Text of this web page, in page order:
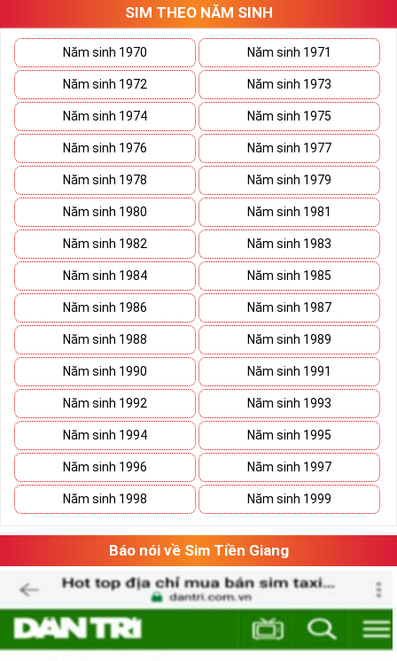
SIM THEO NĂM SINH
Năm sinh 1970 Năm sinh 1971
Năm sinh 1972 Năm sinh 1973
Năm sinh 1974 Năm sinh 1975
Năm sinh 1976 Năm sinh 1977
Năm sinh 1978 Năm sinh 1979
Năm sinh 1980 Năm sinh 1981
Năm sinh 1982 Năm sinh 1983
Năm sinh 1984 Năm sinh 1985
Năm sinh 1986 Năm sinh 1987
Năm sinh 1988 Năm sinh 1989
Năm sinh 1990 Năm sinh 1991
Năm sinh 1992 Năm sinh 1993
Năm sinh 1994 Năm sinh 1995
Năm sinh 1996 Năm sinh 1997
Năm sinh 1998 Năm sinh 1999
Báo nói về Sim Tiền Giang